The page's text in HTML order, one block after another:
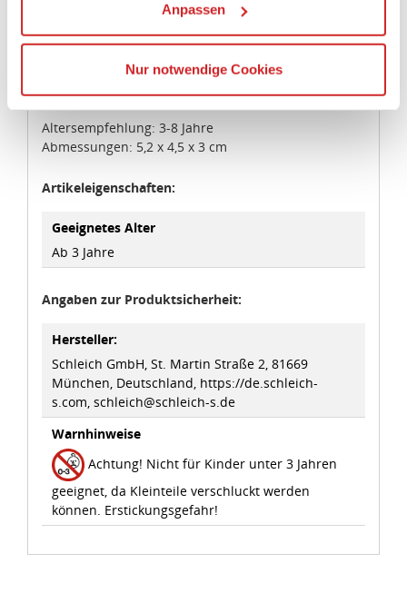
Wenn Sie auf „Alles erlauben“, klicken, werden ein Teil
Ihrer personenbezogener Daten in die USA übertragen.
Die USA ist ein Drittland, dass nicht von einem
Kommission erfasst wird, und daher kein angemessenes
Schutzniveau für personenbezogene Daten bietet. Durch
Verbindung mit zusätzlichen Maßnahmen zur Sicherung
dass die Datenschutzvorgaben der EU auch bei der
Verarbeitung von Daten in den USA eingehalten werden.
Sie können die Cookie-Einwilligung jederzeit links unten
idee+spiel Betriebs-GmbH
DatenschutzbestimmungenundImpressum
Anpassen
Nur notwendige Cookies
hangelt sich mit seinen Haftscheiben an den Füßen
geschickt an Wasserpflanzen hoch. Jetzt gerade ist
er sehr zufrieden. Den Bauch mit knusprigen Fliegen
gefüllt, lässt er sich ein wenig von der Sonne
bescheinen. Quak!
Altersempfehlung: 3-8 Jahre
Abmessungen: 5,2 x 4,5 x 3 cm
Artikeleigenschaften:
Geeignetes Alter
Ab 3 Jahre
Angaben zur Produktsicherheit:
Hersteller:
Schleich GmbH, St. Martin Straße 2, 81669
München, Deutschland, https://de.schleich-
s.com, schleich@schleich-s.de
Warnhinweise
Achtung! Nicht für Kinder unter 3 Jahren
geeignet, da Kleinteile verschluckt werden
können. Erstickungsgefahr!